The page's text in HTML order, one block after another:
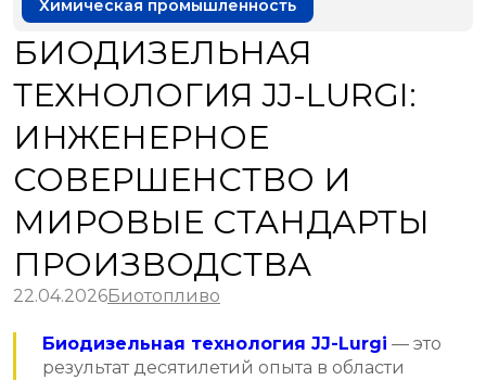
Химическая промышленность
БИОДИЗЕЛЬНАЯ
ТЕХНОЛОГИЯ JJ-LURGI:
ИНЖЕНЕРНОЕ
СОВЕРШЕНСТВО И
МИРОВЫЕ СТАНДАРТЫ
ПРОИЗВОДСТВА
22.04.2026Биотопливо
Биодизельная технология JJ-Lurgi — это
результат десятилетий опыта в области